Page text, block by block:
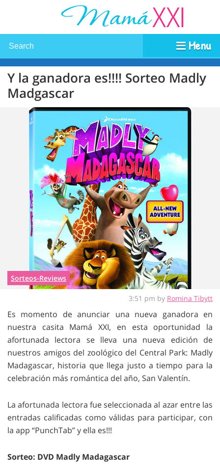
Menu
Y la ganadora es!!!! Sorteo Madly
Madgascar
Sorteos-Reviews
3:51 pm by Romina Tibytt
Es momento de anunciar una nueva ganadora en
nuestra casita Mamá XXI, en esta oportunidad la
afortunada lectora se lleva una nueva edición de
nuestros amigos del zoológico del Central Park: Madly
Madagascar, historia que llega justo a tiempo para la
celebración más romántica del año, San Valentín.
La afortunada lectora fue seleccionada al azar entre las
entradas calificadas como válidas para participar, con
la app “PunchTab” y ella es!!!
Sorteo: DVD Madly Madagascar